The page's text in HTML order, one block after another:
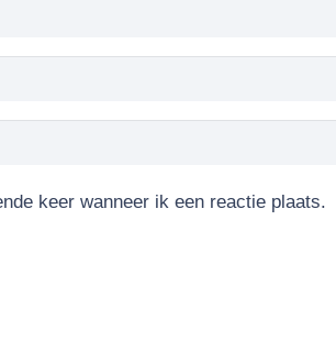
keer wanneer ik een reactie plaats.